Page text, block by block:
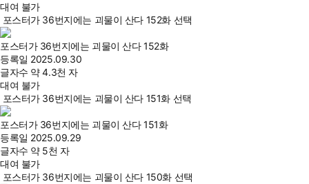
대여 불가
포스터가 36번지에는 괴물이 산다 152화 선택
포스터가 36번지에는 괴물이 산다 152화
등록일 2025.09.30
글자수 약 4.3천 자
대여 불가
포스터가 36번지에는 괴물이 산다 151화 선택
포스터가 36번지에는 괴물이 산다 151화
등록일 2025.09.29
글자수 약 5천 자
대여 불가
포스터가 36번지에는 괴물이 산다 150화 선택